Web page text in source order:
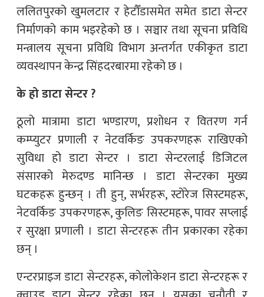
ललितपुरको खुमलटार र हेटौँडासमेत समेत डाटा सेन्टर
निर्माणको काम भइरहेको छ । सञ्चार तथा सूचना प्रविधि
मन्त्रालय सूचना प्रविधि विभाग अन्तर्गत एकीकृत डाटा
व्यवस्थापन केन्द्र सिंहदरबारमा रहेको छ ।
के हो डाटा सेन्टर ?
ठूलो मात्रामा डाटा भण्डारण, प्रशोधन र वितरण गर्न
कम्प्युटर प्रणाली र नेटवर्किङ उपकरणहरू राखिएको
सुविधा हो डाटा सेन्टर । डाटा सेन्टरलाई डिजिटल
संसारको मेरुदण्ड मानिन्छ । डाटा सेन्टरका मुख्य
घटकहरू हुन्छन् । ती हुन्, सर्भरहरू, स्टोरेज सिस्टमहरू,
नेटवर्किङ उपकरणहरू, कुलिङ सिस्टमहरू, पावर सप्लाई
र सुरक्षा प्रणाली । डाटा सेन्टरहरू तीन प्रकारका रहेका
छन् ।
एन्टरप्राइज डाटा सेन्टरहरू, कोलोकेशन डाटा सेन्टरहरू र